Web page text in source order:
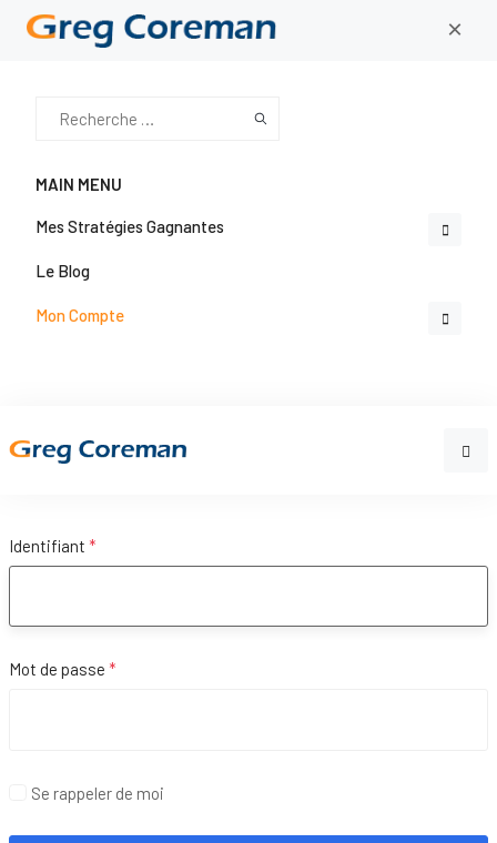
×
MAIN MENU
Mes Stratégies Gagnantes
Le Blog
Mon Compte
Identifiant *
Mot de passe *
Se rappeler de moi